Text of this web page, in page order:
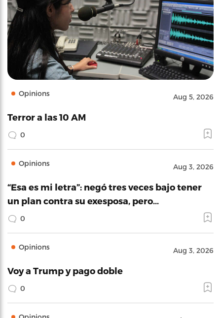
Opinions Aug 5, 2026
Terror a las 10 AM
0
Opinions Aug 3, 2026
“Esa es mi letra”: negó tres veces bajo tener
un plan contra su exesposa, pero…
0
Opinions Aug 3, 2026
Voy a Trump y pago doble
0